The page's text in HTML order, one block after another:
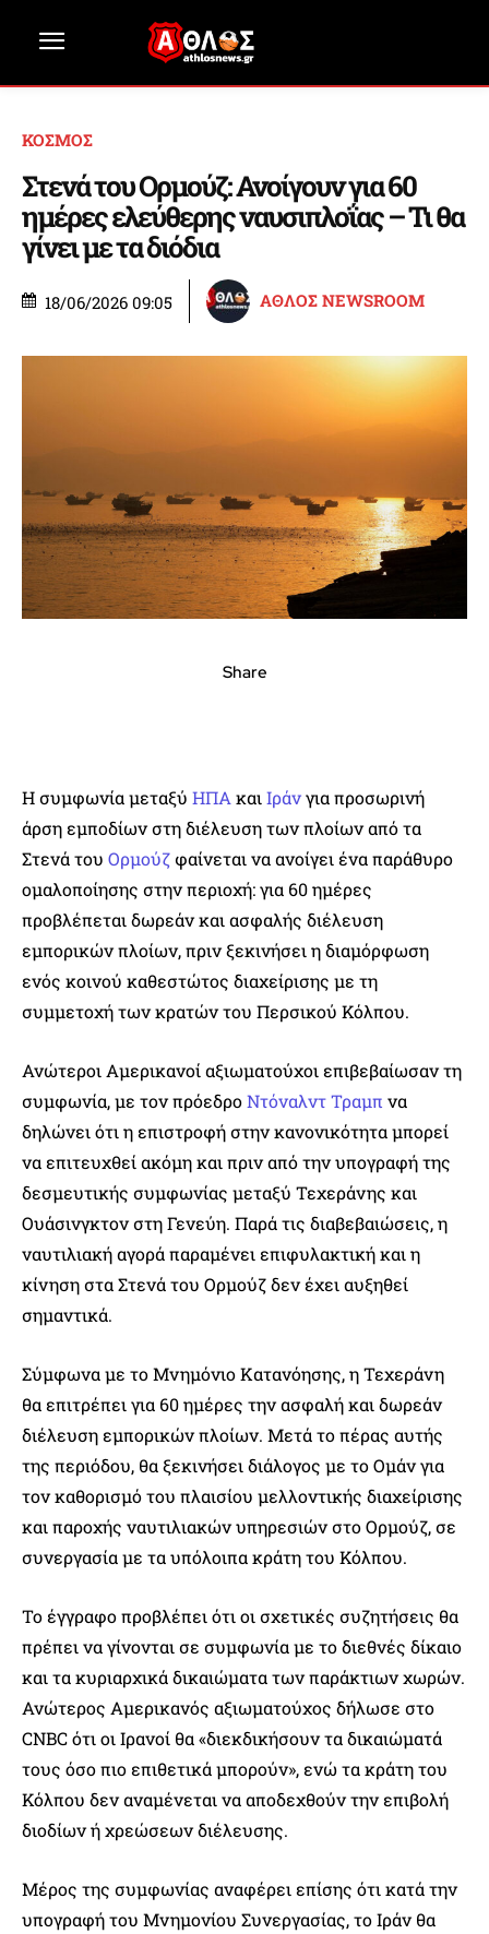
ΚΟΣΜΟΣ
Στενά του Ορμούζ: Ανοίγουν για 60
ημέρες ελεύθερης ναυσιπλοΐας – Τι θα
γίνει με τα διόδια
18/06/2026 09:05 ΑΘΛΟΣ NEWSROOM
Share
Η συμφωνία μεταξύ ΗΠΑκαιΙράνγια προσωρινή
άρση εμποδίων στη διέλευση των πλοίων από τα
Στενά του Ορμούζ φαίνεται να ανοίγει ένα παράθυρο
ομαλοποίησης στην περιοχή: για 60 ημέρες
προβλέπεται δωρεάν και ασφαλής διέλευση
εμπορικών πλοίων, πριν ξεκινήσει η διαμόρφωση
ενός κοινού καθεστώτος διαχείρισης με τη
συμμετοχή των κρατών του Περσικού Κόλπου.
Ανώτεροι Αμερικανοί αξιωματούχοι επιβεβαίωσαν τη
συμφωνία, με τον πρόεδροΝτόναλντ Τραμπ να
δηλώνει ότι η επιστροφή στην κανονικότητα μπορεί
να επιτευχθεί ακόμη και πριν από την υπογραφή της
δεσμευτικής συμφωνίας μεταξύ Τεχεράνης και
Ουάσινγκτον στη Γενεύη. Παρά τις διαβεβαιώσεις, η
ναυτιλιακή αγορά παραμένει επιφυλακτική και η
κίνηση στα Στενά του Ορμούζ δεν έχει αυξηθεί
σημαντικά.
Σύμφωνα με το Μνημόνιο Κατανόησης, η Τεχεράνη
θα επιτρέπει για 60 ημέρες την ασφαλή και δωρεάν
διέλευση εμπορικών πλοίων. Μετά το πέρας αυτής
της περιόδου, θα ξεκινήσει διάλογος με το Ομάν για
τον καθορισμό του πλαισίου μελλοντικής διαχείρισης
και παροχής ναυτιλιακών υπηρεσιών στο Ορμούζ, σε
συνεργασία με τα υπόλοιπα κράτη του Κόλπου.
Το έγγραφο προβλέπει ότι οι σχετικές συζητήσεις θα
πρέπει να γίνονται σε συμφωνία με το διεθνές δίκαιο
και τα κυριαρχικά δικαιώματα των παράκτιων χωρών.
Ανώτερος Αμερικανός αξιωματούχος δήλωσε στο
CNBC ότι οι Ιρανοί θα «διεκδικήσουν τα δικαιώματά
τους όσο πιο επιθετικά μπορούν», ενώ τα κράτη του
Κόλπου δεν αναμένεται να αποδεχθούν την επιβολή
διοδίων ή χρεώσεων διέλευσης.
Μέρος της συμφωνίας αναφέρει επίσης ότι κατά την
υπογραφή του Μνημονίου Συνεργασίας, το Ιράν θα